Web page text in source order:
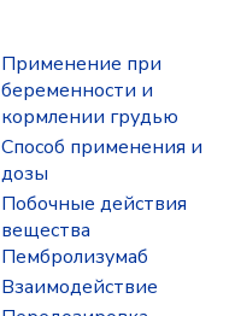
Применение при
беременности и
кормлении грудью
Способ применения и
дозы
Побочные действия
вещества
Пембролизумаб
Взаимодействие